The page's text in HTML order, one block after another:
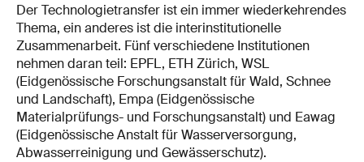
Der Technologietransfer ist ein immer wiederkehrendes
Thema, ein anderes ist die interinstitutionelle
Zusammenarbeit. Fünf verschiedene Institutionen
nehmen daran teil: EPFL, ETH Zürich, WSL
(Eidgenössische Forschungsanstalt für Wald, Schnee
und Landschaft), Empa (Eidgenössische
Materialprüfungs- und Forschungsanstalt) und Eawag
(Eidgenössische Anstalt für Wasserversorgung,
Abwasserreinigung und Gewässerschutz).